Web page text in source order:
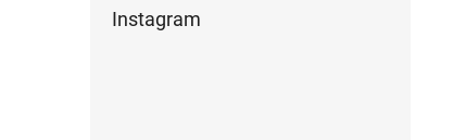
Instagram